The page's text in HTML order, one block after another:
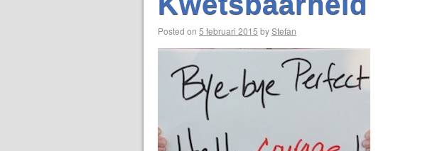
Posted on 5 februari 2015 byStefan